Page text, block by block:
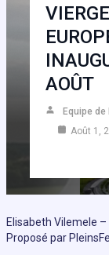
AOÛT
Equipe
Août 1,
Elisabeth Vilemele
Proposé par